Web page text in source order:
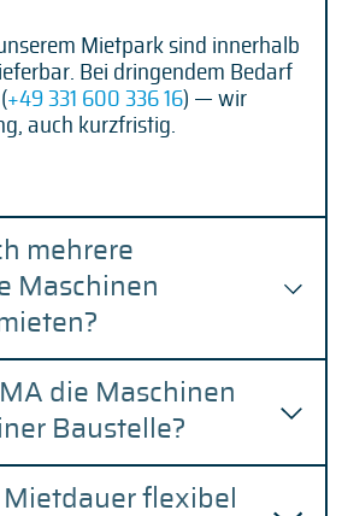
Mietpark sind innerhalb
Bei dringendem Bedarf
+49 331 600 336 16) — wir
auch kurzfristig.
mehrere
Maschinen
die Maschinen
Baustelle?
Mietdauer flexibel